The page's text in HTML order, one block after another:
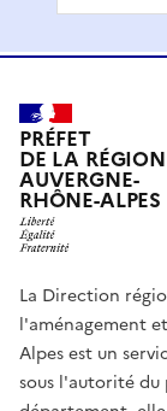
PRÉFET
DE LA RÉGION
AUVERGNE-
RHÔNE-ALPES
La Direction
l'aménagement
Alpes est un
sous l'autorité